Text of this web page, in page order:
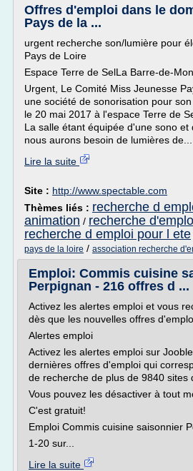
Offres d'emploi dans le
Pays de la ...
urgent recherche son/lumière pour
Pays de Loire
Espace Terre de SelLa Barre-de-
Urgent, Le Comité Miss Jeunesse
une société de sonorisation pour
le 20 mai 2017 à l'espace Terre de
La salle étant équipée d'une sono et
nous aurons besoin de lumières de...
Lire la suite
Site : http://www.spectable.com
Thèmes liés : recherche d
animation / recherche
recherche d emploi pour l ete
pays de la loire / association recherche
Emploi: Commis cuisine
Perpignan - 216 offres d ...
Activez les alertes emploi et vous
dès que les nouvelles offres
Alertes emploi
Activez les alertes emploi sur
dernières offres d'emploi qui
de recherche de plus de 9840 sites
Vous pouvez les désactiver à tout
C'est gratuit!
Emploi Commis cuisine saisonnier
1-20 sur...
Lire la suite